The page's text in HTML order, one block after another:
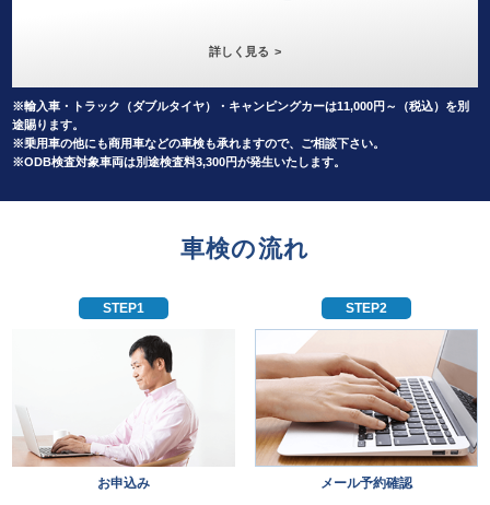
詳しく見る
※輸入車・トラック（ダブルタイヤ）・キャンピングカーは11,000円～（税込）を別
途賜ります。
※乗用車の他にも商用車などの車検も承れますので、ご相談下さい。
※ODB検査対象車両は別途検査料3,300円が発生いたします。
車検の流れ
STEP1
お申込み
STEP2
メール予約確認